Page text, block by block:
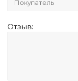
Отзыв: